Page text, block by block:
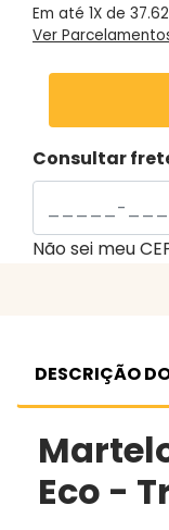
Em até 1X de 37.62
Ver
Consultar
Não sei meu
DESCRIÇÃO
Eco -